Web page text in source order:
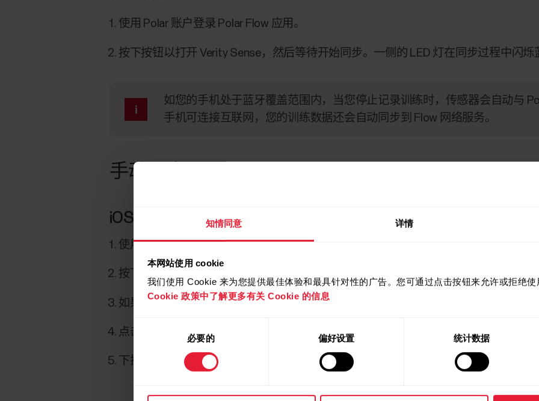
知情同意 详情
本网站使用 cookie
我们使用 Cookie 来为您提供最佳体验和最具针对性的广告。您可通过点击按钮来允许或拒绝
Cookie 政策中了解更多有关 Cookie 的信息
意
必要的 偏好设置 统计数据
使用 Polar 账户登录 Polar Flow 应用。
按下按钮以打开 Verity Sense，然后等待开始同步。一侧的 LED 灯在同步过程中闪烁
如您的手机处于蓝牙覆盖范围内，当您停止记录训练时，传感器会自动与
手机可连接互联网，您的训练数据还会自动同步到 Flow 网络服务。
手动同步
iOS 版 Polar Flow 应用
使用 Polar 账户登录 Polar Flow 应用。
按下按钮打开传感器。
如果您拥有多个 Polar 设备，在 Flow 应用中，前往
点击 将传感器与 Flow 应用连接。
下拉屏幕开始同步。